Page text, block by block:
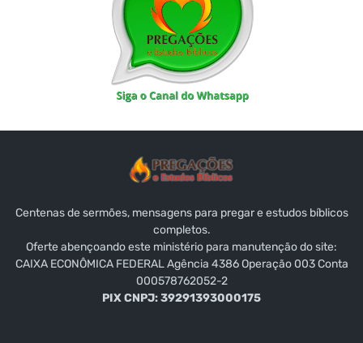
Centenas de sermões, mensagens para pregar e estudos bíblicos
completos.
Oferte abençoando este ministério para manutenção do site:
CAIXA ECONÔMICA FEDERAL Agência 4386 Operação 003 Conta
000578762052-2
PIX CNPJ: 39291393000175